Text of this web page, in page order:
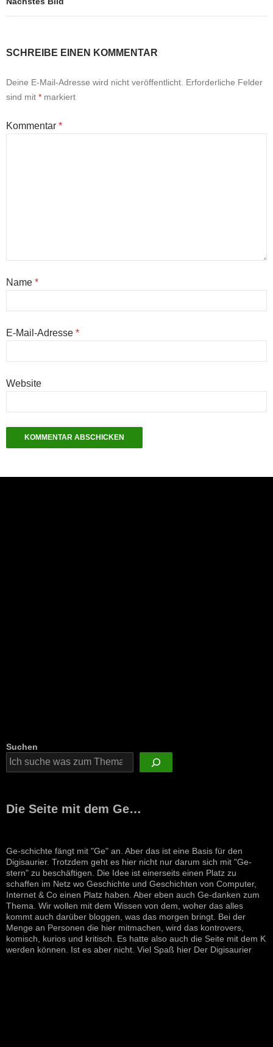
SCHREIBE EINEN KOMMENTAR
Deine E-Mail-Adresse wird nicht veröffentlicht. Erforderliche Felder
sind mit * markiert
Kommentar *
Name *
E-Mail-Adresse *
Website
Suchen
Die Seite mit dem Ge…
Ge-schichte fängt mit "Ge" an. Aber das ist eine Basis für den
Digisaurier. Trotzdem geht es hier nicht nur darum sich mit "Ge-
stern" zu beschäftigen. Die Idee ist einerseits einen Platz zu
schaffen im Netz wo Geschichte und Geschichten von Computer,
Internet & Co einen Platz haben. Aber eben auch Ge-danken zum
Thema. Wir wollen mit dem Wissen von dem, woher das alles
kommt auch darüber bloggen, was das morgen bringt. Bei der
Menge an Personen die hier mitmachen, wird das kontrovers,
komisch, kurios und kritisch. Es hatte also auch die Seite mit dem K
werden können. Ist es aber nicht. Viel Spaß hier Der Digisaurier